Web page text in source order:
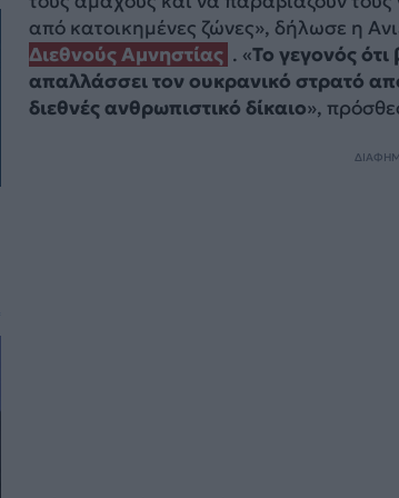
από κατοικημένες ζώνες», δήλωσε η
Διεθνούς Αμνηστίας . «Το γεγονός
απαλλάσσει τον ουκρανικό στρατό
διεθνές ανθρωπιστικό δίκαιο»,